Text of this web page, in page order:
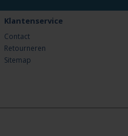
Klantenservice
Contact
Retourneren
Sitemap